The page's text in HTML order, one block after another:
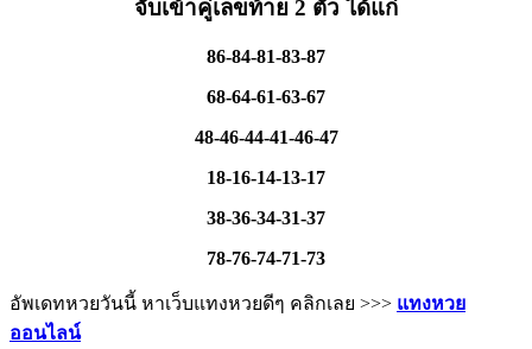
จับเข้าคู่เลขท้าย 2 ตัว ได้แก่
86-84-81-83-87
68-64-61-63-67
48-46-44-41-46-47
18-16-14-13-17
38-36-34-31-37
78-76-74-71-73
อัพเดทหวยวันนี้ หาเว็บแทงหวยดีๆ คลิกเลย >>> แทงหวย
ออนไลน์